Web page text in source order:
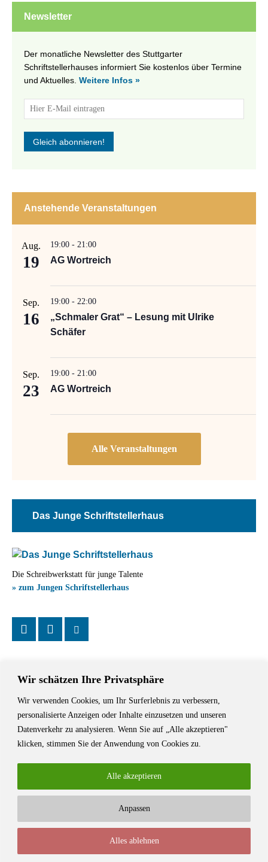
Wir schätzen Ihre Privatsphäre
Wir verwenden Cookies, um Ihr Surferlebnis zu verbessern,
personalisierte Anzeigen oder Inhalte einzusetzen und unseren
Datenverkehr zu analysieren. Wenn Sie auf „Alle akzeptieren"
klicken, stimmen Sie der Anwendung von Cookies zu.
Anpassen
Alles ablehnen
Alle akzeptieren
Newsletter
Der monatliche Newsletter des Stuttgarter
Schriftstellerhauses informiert Sie kostenlos über Termine
und Aktuelles. Weitere Infos »
Anstehende Veranstaltungen
Aug.
19
19:00 - 21:00
AG Wortreich
Sep.
16
19:00 - 22:00
„Schmaler Grat“ – Lesung mit Ulrike
Schäfer
Sep.
23
19:00 - 21:00
AG Wortreich
Das Junge Schriftstellerhaus
Die Schreibwerkstatt für junge Talente
» zum Jungen Schriftstellerhaus
Das Schriftstellerhaus ist ein beliebter Treffpunkt für Autorinnen und
Autoren aus Stuttgart und der Region sowie ein Veranstaltungsort für
Lesungen, Tagungen und Schreibwerkstätten.
© Stuttgarter Schriftstellerhaus
Impressum / Kontakt